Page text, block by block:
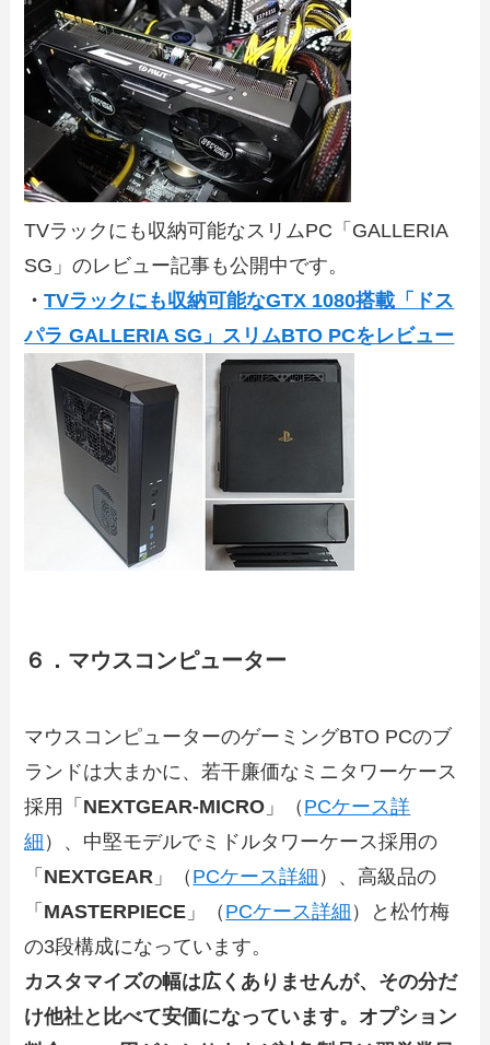
TVラックにも収納可能なスリムPC「GALLERIA
SG」のレビュー記事も公開中です。
・TVラックにも収納可能なGTX 1080搭載「ドス
パラ GALLERIA SG」スリムBTO PCをレビュー
６．マウスコンピューター
マウスコンピューターのゲーミングBTO PCのブ
ランドは大まかに、若干廉価なミニタワーケース
採用「 NEXTGEAR-MICRO 」（ PCケース詳
細 ）、中堅モデルでミドルタワーケース採用の
「 NEXTGEAR 」（ PCケース詳細 ）、高級品の
「 MASTERPIECE 」（ PCケース詳細 ）と松竹梅
の3段構成になっています。
カスタマイズの幅は広くありませんが、その分だ
け他社と比べて安価になっています。オプション